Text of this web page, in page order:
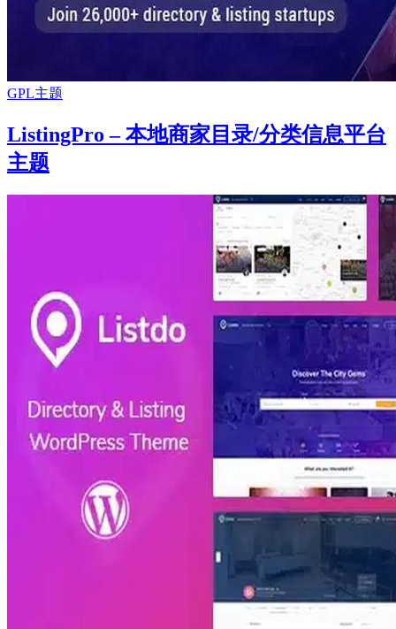
GPL主题
ListingPro – 本地商家目录/分类信息平台
主题